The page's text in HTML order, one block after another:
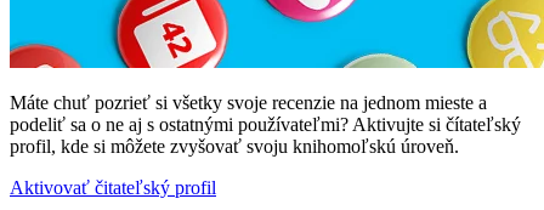
Máte chuť pozrieť si všetky svoje recenzie na jednom mieste a
podeliť sa o ne aj s ostatnými používateľmi? Aktivujte si čítateľský
profil, kde si môžete zvyšovať svoju knihomoľskú úroveň.
Aktivovať čitateľský profil